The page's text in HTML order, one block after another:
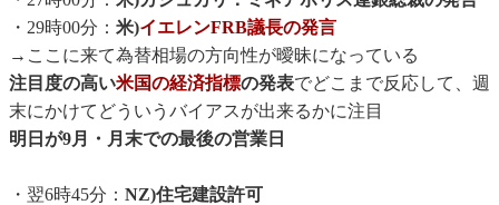
・29時00分： 米)イエレンFRB議長の発言
→ここに来て為替相場の方向性が曖昧になっている
注目度の高い米国の経済指標の発表でどこまで反応して、週
末にかけてどういうバイアスが出来るかに注目
明日が9月・月末での最後の営業日
・翌6時45分： NZ)住宅建設許可